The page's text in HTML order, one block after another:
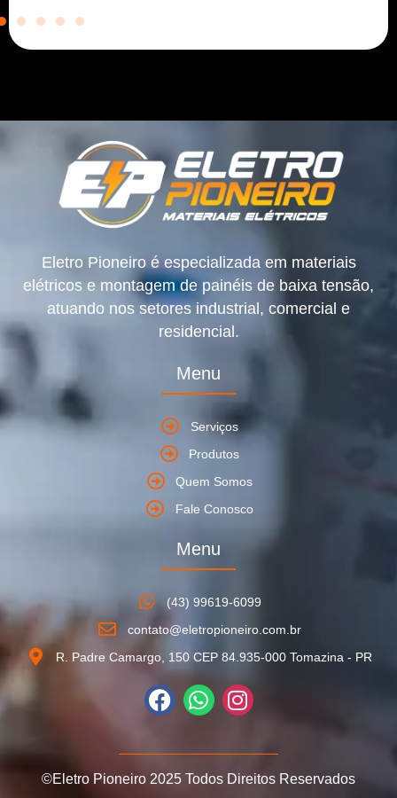
Eletro Pioneiro é especializada em materiais
elétricos e montagem de painéis de baixa tensão,
atuando nos setores industrial, comercial e
residencial.
Menu
Serviços
Produtos
Quem Somos
Fale Conosco
Menu
(43) 99619-6099
contato@eletropioneiro.com.br
R. Padre Camargo, 150 CEP 84.935-000 Tomazina - PR
©Eletro Pioneiro 2025 Todos Direitos Reservados